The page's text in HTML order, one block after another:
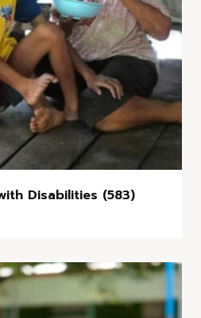
Disabilities (583)